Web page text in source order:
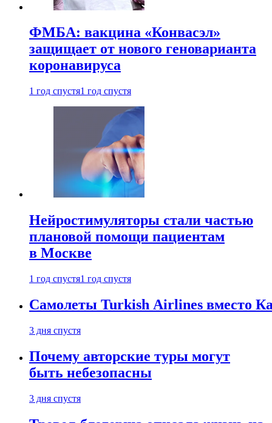
ФМБА: вакцина «Конвасэл»
защищает от нового геноварианта
коронавируса
1 год спустя1 год спустя
Нейростимуляторы стали частью
плановой помощи пациентам
в Москве
1 год спустя1 год спустя
Самолеты Turkish Airlines вместо
3 дня спустя
Почему авторские туры могут
быть небезопасны
3 дня спустя